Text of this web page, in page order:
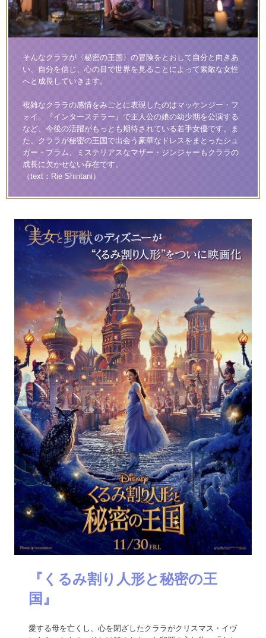
そんなクララが〈秘密の王国〉の冒険をとおして自分と向きあ
い、自分を信じ、心の目で世界を見ることによって素敵な女性
へと成長していきます。
複雑なクララの感情をみごとに表現したのはマッケンジー・フ
ォイ。『インターステラー』で主人公の娘の幼少期を公演する
など、今後の活躍がもっとも期待されている若手女優です。ま
た、クララが秘密の王国で出会う豪華なドレスをまとったシュ
ガー・プラム、ミステリアスなマザー・ジンジャーもクララの
成長に欠かせない存在です。
（text：Rie Shintani）
『くるみ割り人形と秘密の王
国』
愛する母を亡くし、心を閉ざしたクララがクリスマス・イヴ